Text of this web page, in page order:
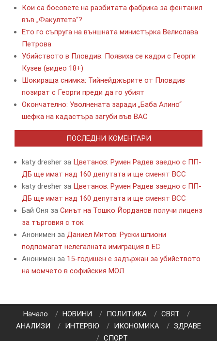
Кои са босовете на разбитата фабрика за фентанил
във „Факултета“?
Ето го съпруга на външната министърка Велислава
Петрова
Убийството в Пловдив: Появиха се кадри с Георги
Кузев (видео 18+)
Шокираща снимка: Тийнейджърите от Пловдив
позират с Георги преди да го убият
Окончателно: Уволнената заради „Баба Алино“
шефка на кадастъра загуби във ВАС
ПОСЛЕДНИ КОМЕНТАРИ
katy dresher за Цветанов: Румен Радев заедно с ПП-
ДБ ще имат над 160 депутата и ще сменят ВСС
katy dresher за Цветанов: Румен Радев заедно с ПП-
ДБ ще имат над 160 депутата и ще сменят ВСС
Бай Оня за Синът на Тошко Йорданов получи лиценз
за търговия с ток
Анонимен за Даниел Митов: Руски шпиони
подпомагат нелегалната имиграция в ЕС
Анонимен за 15-годишен е задържан за убийството
на момчето в софийския МОЛ
Начало НОВИНИ ПОЛИТИКА
СВЯТ
АНАЛИЗИ
ИНТЕРВЮ ИКОНОМИКА
ЗДРАВЕ
СПОРТ